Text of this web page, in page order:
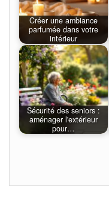
Créer une ambiance
parfumée dans votre
intérieur
Sécurité des seniors :
aménager l'extérieur
pour…